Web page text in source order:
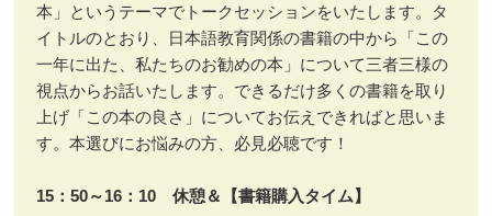
本」というテーマでトークセッションをいたします。タ
イトルのとおり、日本語教育関係の書籍の中から「この
一年に出た、私たちのお勧めの本」について三者三様の
視点からお話いたします。できるだけ多くの書籍を取り
上げ「この本の良さ」についてお伝えできればと思いま
す。本選びにお悩みの方、必見必聴です！
15：50～16：10 休憩＆【書籍購入タイム】